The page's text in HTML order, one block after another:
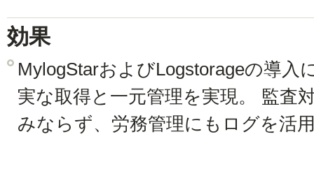
効果
MylogStarおよびLogstorageの導入
実な取得と一元管理を実現。 監査
みならず、労務管理にもログを活